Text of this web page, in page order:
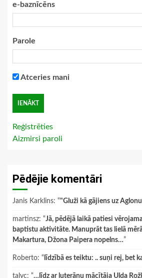
e-baznīcēns
Parole
Atceries mani
Reģistrēties
Aizmirsi paroli
Pēdējie komentāri
Janis Karklins: “"Gluži kā gājiens uz
martinsz: “Jā, pēdējā laikā patiesi
baptistu aktivitāte. Manuprāt tas lielā
Makartura, Džona Paipera nopelns…”
Roberto: “ līdzībā es teiktu: .. suņi rej, bet
talyc: “…līdz ar luterāņu mācītāja Ulda